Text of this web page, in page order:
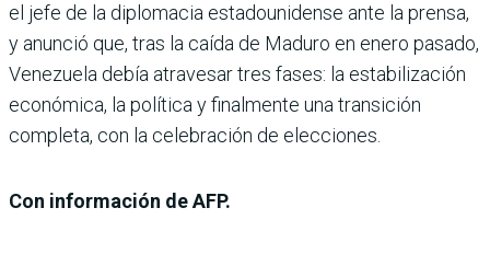
el jefe de la diplomacia estadounidense ante la prensa,
y anunció que, tras la caída de Maduro en enero pasado,
Venezuela debía atravesar tres fases: la estabilización
económica, la política y finalmente una transición
completa, con la celebración de elecciones.
Con información de AFP.